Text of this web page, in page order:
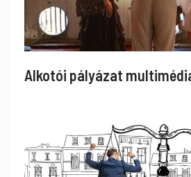
Alkotói pályázat